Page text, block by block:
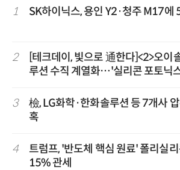
1 SK하이닉스, 용인 Y2·청주 M17에
2
[테크데이, 빛으로 通한다]<2>오이
루션 수직 계열화…'실리콘 포토닉
3
檢, LG화학·한화솔루션 등 7개사
혹
4
트럼프, '반도체 핵심 원료' 폴리실리
15% 관세